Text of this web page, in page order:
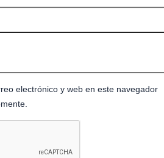
electrónico y web en este navegador